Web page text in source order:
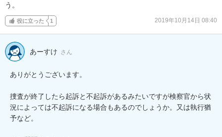
う。
役に立った 1 2019年10月14日 08:40
あーすけ さん
ありがとうございます。
捜査が終了したら起訴と不起訴があるみたいですが検察官から状
況によっては不起訴になる場合もあるのでしょうか。又は執行猶
予など。